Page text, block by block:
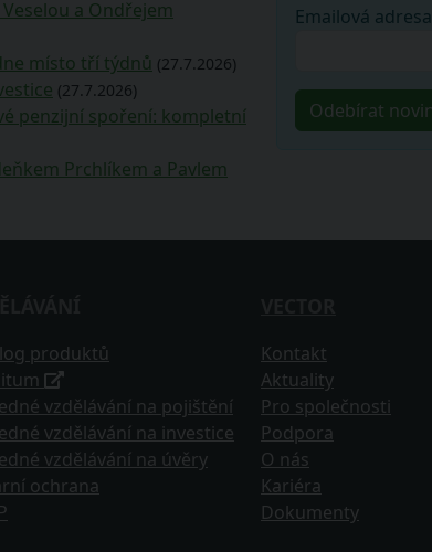
a Ondřejem
místo tří týdnů (27.7.2026)
(27.7.2026)
penzijní spoření: kompletní
Prchlíkem a Pavlem
Emailová adresa
produktů
vzdělávání na pojištění
vzdělávání na investice
vzdělávání na úvěry
ochrana
Kontakt
Aktuality
Pro společnosti
Podpora
O nás
Kariéra
Dokumenty